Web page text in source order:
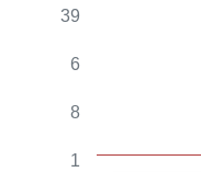
39
6
8
1